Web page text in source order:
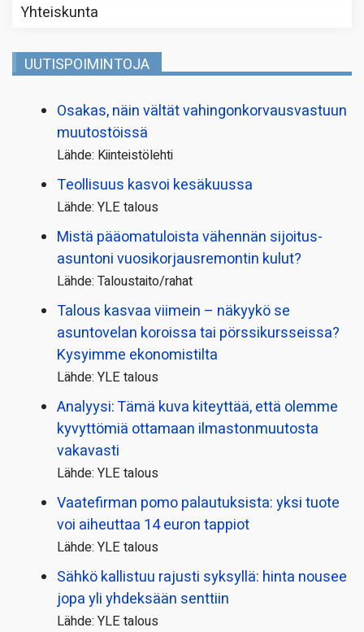
Yhteiskunta
UUTISPOIMINTOJA
Osakas, näin vältät vahingonkorvausvastuun
muutostöissä
Lähde: Kiinteistölehti
Teollisuus kasvoi kesäkuussa
Lähde: YLE talous
Mistä pääoma­tuloista vähennän sijoitus­
asuntoni vuosikorjaus­remontin kulut?
Lähde: Taloustaito/rahat
Talous kasvaa viimein – näkyykö se
asuntovelan koroissa tai pörssi­kursseissa?
Kysyimme ekonomistilta
Lähde: YLE talous
Analyysi: Tämä kuva kiteyttää, että olemme
kyvyttömiä ottamaan ilmaston­muutosta
vakavasti
Lähde: YLE talous
Vaatefirman pomo palautuksista: yksi tuote
voi aiheuttaa 14 euron tappiot
Lähde: YLE talous
Sähkö kallistuu rajusti syksyllä: hinta nousee
jopa yli yhdeksään senttiin
Lähde: YLE talous